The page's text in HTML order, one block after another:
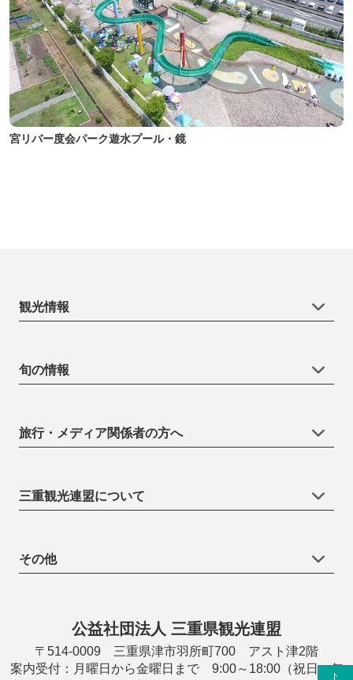
宮リバー度会パーク遊水プール・鏡
観光情報
旬の情報
旅行・メディア関係者の方へ
三重観光連盟について
その他
公益社団法人 三重県観光連盟
〒514-0009 三重県津市羽所町700 アスト津2階
案内受付：月曜日から金曜日まで 9:00～18:00（祝日・年